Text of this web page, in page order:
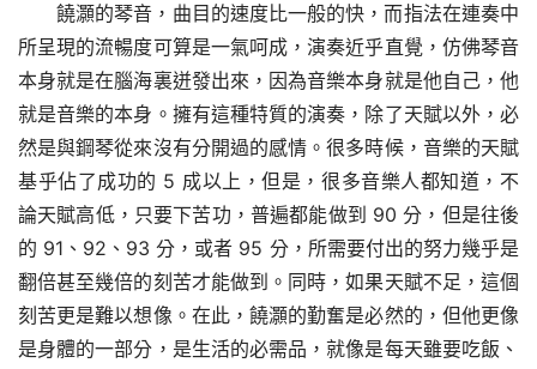
饒灝的琴音，曲目的速度比一般的快，而指法在連奏中
所呈現的流暢度可算是一氣呵成，演奏近乎直覺，仿佛琴音
本身就是在腦海裏迸發出來，因為音樂本身就是他自己，他
就是音樂的本身。擁有這種特質的演奏，除了天賦以外，必
然是與鋼琴從來沒有分開過的感情。很多時候，音樂的天賦
基乎佔了成功的 5 成以上，但是，很多音樂人都知道，不
論天賦高低，只要下苦功，普遍都能做到 90 分，但是往後
的 91、92、93 分，或者 95 分，所需要付出的努力幾乎是
翻倍甚至幾倍的刻苦才能做到。同時，如果天賦不足，這個
刻苦更是難以想像。在此，饒灝的勤奮是必然的，但他更像
是身體的一部分，是生活的必需品，就像是每天雖要吃飯、